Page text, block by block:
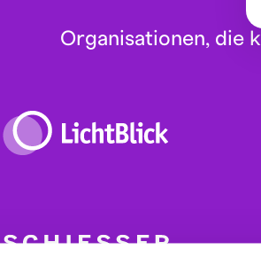
Organisationen, die